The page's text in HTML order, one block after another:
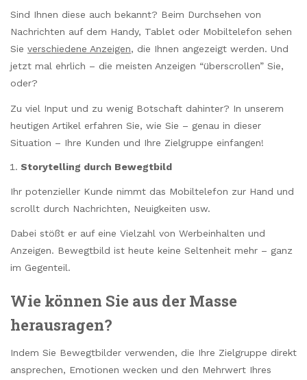
Sind Ihnen diese auch bekannt? Beim Durchsehen von
Nachrichten auf dem Handy, Tablet oder Mobiltelefon sehen
Sie verschiedene Anzeigen, die Ihnen angezeigt werden. Und
jetzt mal ehrlich – die meisten Anzeigen “überscrollen” Sie,
oder?
Zu viel Input und zu wenig Botschaft dahinter? In unserem
heutigen Artikel erfahren Sie, wie Sie – genau in dieser
Situation – Ihre Kunden und Ihre Zielgruppe einfangen!
Storytelling durch Bewegtbild
Ihr potenzieller Kunde nimmt das Mobiltelefon zur Hand und
scrollt durch Nachrichten, Neuigkeiten usw.
Dabei stößt er auf eine Vielzahl von Werbeinhalten und
Anzeigen. Bewegtbild ist heute keine Seltenheit mehr – ganz
im Gegenteil.
Wie können Sie aus der Masse
herausragen?
Indem Sie Bewegtbilder verwenden, die Ihre Zielgruppe direkt
ansprechen, Emotionen wecken und den Mehrwert Ihres